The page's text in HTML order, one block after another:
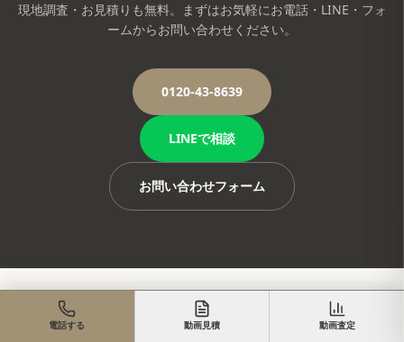
現地調査・お見積りも無料。まずはお気軽にお電話・LINE・フォ
ームからお問い合わせください。
0120-43-8639
LINEで相談
お問い合わせフォーム
大阪府 の近隣エリアのリフォーム
電話する 動画見積 動画査定